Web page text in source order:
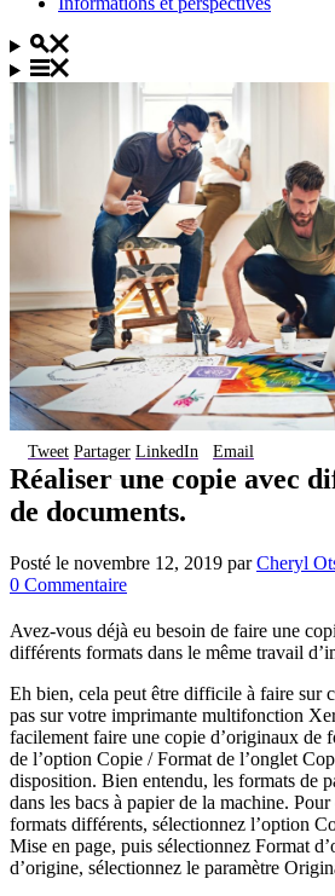
Tweet Partager LinkedIn Email
Réaliser une copie avec
de documents.
Posté le novembre 12, 2019 parCheryl
0 Commentaire
Avez-vous déjà eu besoin de faire une
différents formats dans le même travail
Eh bien, cela peut être difficile à faire sur
pas sur votre imprimante multifonction
facilement faire une copie d’originaux de
de l’option Copie / Format de l’onglet
disposition. Bien entendu, les formats de
dans les bacs à papier de la machine.
formats différents, sélectionnez l’option
Mise en page, puis sélectionnez Format
d’origine, sélectionnez le paramètre